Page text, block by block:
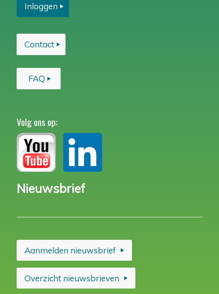
Inloggen
Contact
FAQ
Volg ons op:
Nieuwsbrief
Aanmelden nieuwsbrief
Overzicht nieuwsbrieven